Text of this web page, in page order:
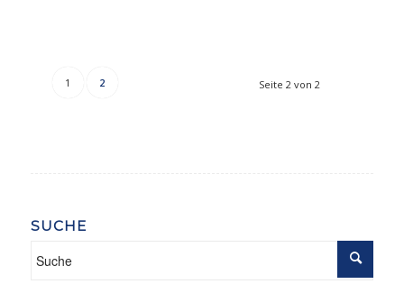
Seite 2 von 2
1 2
SUCHE